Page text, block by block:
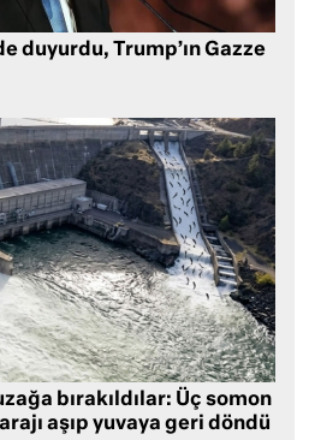
duyurdu, Trump’ın Gazze
bırakıldılar: Üç somon
aşıp yuvaya geri döndü